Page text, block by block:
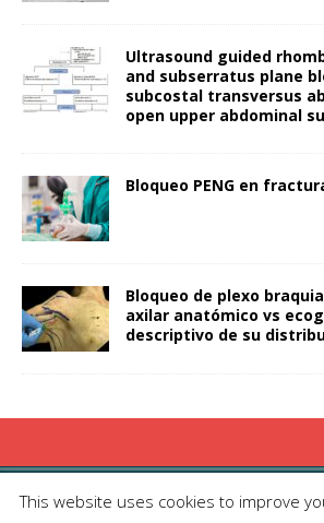
Ultrasound guided
and subserratus plane
subcostal transversus
open upper abdominal
Bloqueo PENG en
Bloqueo de plexo
axilar anatómico vs
descriptivo de su
Copyright © 2025 | Publicación Oficial de la
This website uses cookies to improve